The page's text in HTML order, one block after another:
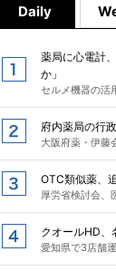
Daily
薬局に心電計
か」
セルメ機器の活
府内薬局の行
大阪府薬・伊藤
OTC類似薬、
厚労省検討会、
クオールHD、
愛知県で3店舗